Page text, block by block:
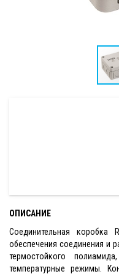
ОПИСАНИЕ
Соединительная коробка
обеспечения соединения и
термостойкого
температурные режимы.